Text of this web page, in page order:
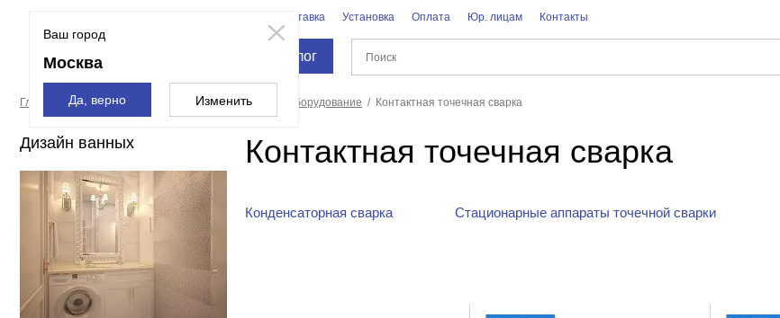
Ваш город
Москва
Да, верно Изменить
Доставка Установка Оплата Юр. лицам Контакты
Каталог
Главная страница Силовая техника Сварочное оборудование Контактная точечная сварка
Дизайн ванных Контактная точечная сварка
Конденсаторная сварка Стационарные аппараты точечной сварки